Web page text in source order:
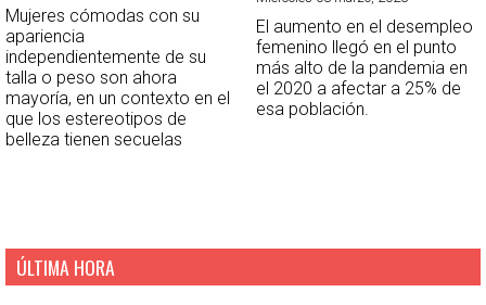
Mujeres cómodas con su
apariencia
independientemente de su
talla o peso son ahora
mayoría, en un contexto en el
que los estereotipos de
belleza tienen secuelas
El aumento en el desempleo
femenino llegó en el punto
más alto de la pandemia en
el 2020 a afectar a 25% de
esa población.
ÚLTIMA HORA